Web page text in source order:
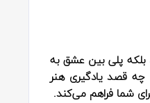
بلکه پلی بین عشق به
قصد یادگیری هنر
شما فراهم می‌کند.